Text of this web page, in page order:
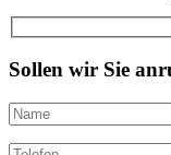
Sollen wir Sie